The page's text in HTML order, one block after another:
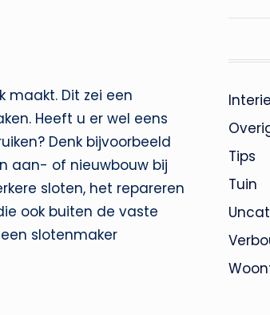
maakt. Dit zei een
Heeft u er wel eens
Denk bijvoorbeeld
aan- of nieuwbouw bij
sloten, het repareren
ook buiten de vaste
slotenmaker
Tips
Tuin